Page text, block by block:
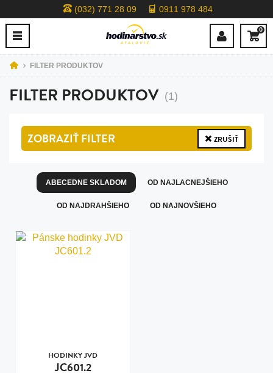
(032) 771 28 09 0911 978 484
0
FILTER PRODUKTOV
FILTER PRODUKTOV (1)
ZOBRAZIŤFILTER ZRUŠIŤ
ABECEDNE SKLADOM OD NAJLACNEJŠIEHO
OD NAJDRAHŠIEHO OD NAJNOVŠIEHO
HODINKY JVD
JC601.2